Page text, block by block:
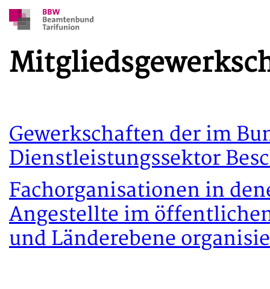
Gewerkschaften der im
Dienstleistungssektor
Fachorganisationen in
Angestellte im
und Länderebene